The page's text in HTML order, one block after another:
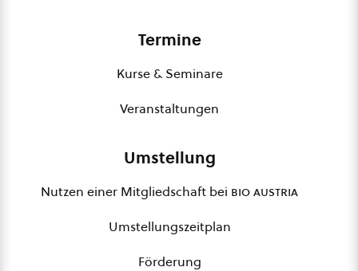
Termine
Kurse & Seminare
Veranstaltungen
Umstellung
Nutzen einer Mitgliedschaft bei bio austria
Umstellungszeitplan
Förderung